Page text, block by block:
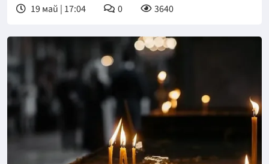
19 май | 17:04 0 3640